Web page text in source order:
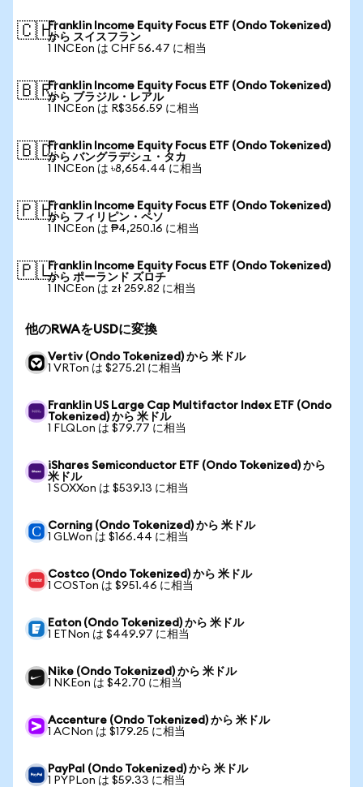
🇨🇭Franklin Income Equity Focus ETF (Ondo Tokenized)
から スイスフラン
1 INCEon は CHF 56.47 に相当
🇧🇷Franklin Income Equity Focus ETF (Ondo Tokenized)
から ブラジル・レアル
1 INCEon は R$356.59 に相当
🇧🇩Franklin Income Equity Focus ETF (Ondo Tokenized)
から バングラデシュ・タカ
1 INCEon は ৳8,654.44 に相当
🇵🇭Franklin Income Equity Focus ETF (Ondo Tokenized)
から フィリピン・ペソ
1 INCEon は ₱4,250.16 に相当
🇵🇱Franklin Income Equity Focus ETF (Ondo Tokenized)
から ポーランド ズロチ
1 INCEon は zł 259.82 に相当
他のRWAをUSDに変換
Vertiv (Ondo Tokenized) から 米ドル
1 VRTon は $275.21 に相当
Franklin US Large Cap Multifactor Index ETF (Ondo
Tokenized) から 米ドル
1 FLQLon は $79.77 に相当
iShares Semiconductor ETF (Ondo Tokenized) から
米ドル
1 SOXXon は $539.13 に相当
Corning (Ondo Tokenized) から 米ドル
1 GLWon は $166.44 に相当
Costco (Ondo Tokenized) から 米ドル
1 COSTon は $951.46 に相当
Eaton (Ondo Tokenized) から 米ドル
1 ETNon は $449.97 に相当
Nike (Ondo Tokenized) から 米ドル
1 NKEon は $42.70 に相当
Accenture (Ondo Tokenized) から 米ドル
1 ACNon は $179.25 に相当
PayPal (Ondo Tokenized) から 米ドル
1 PYPLon は $59.33 に相当